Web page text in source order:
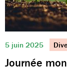
5 juin 2025
Journée